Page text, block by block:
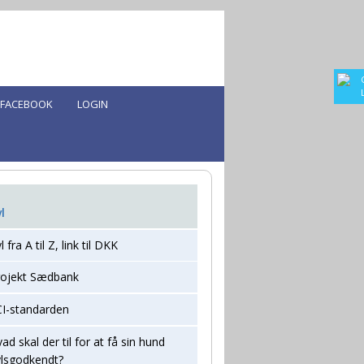
FACEBOOK LOGIN
fra A til Z, link til DKK
Sædbank
standarden
skal der til for at få sin hund